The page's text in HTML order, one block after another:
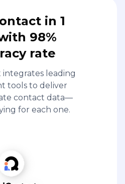
in 1
98%
rate
integrates leading
tools to deliver
contact data—
for each one.